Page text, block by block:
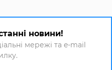
новини!
мережі та e-mail